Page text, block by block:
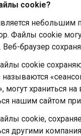
cookie?
небольшим
Файлы cookie
Веб-браузер
cookie
могут храниться
нашим сайтом
cookie,
другими